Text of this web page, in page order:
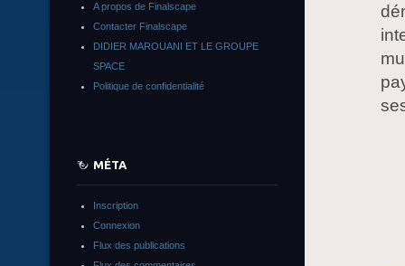
A propos de Finalscape
Contacter Finalscape
DIDIER MAROUANI ET LE GROUPE
SPACE
Politique de confidentialité
MÉTA
Inscription
Connexion
Flux des publications